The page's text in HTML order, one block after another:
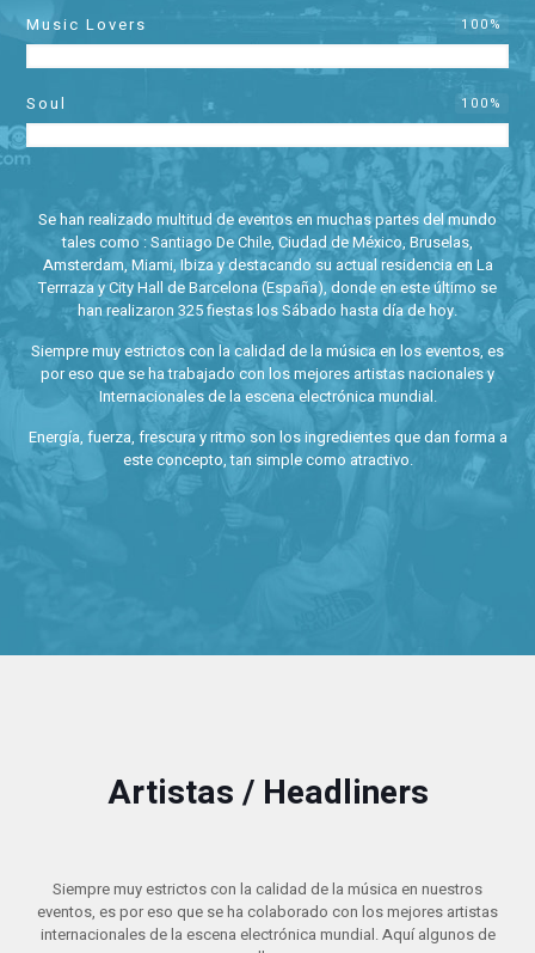
Music Lovers 100%
Soul 100%
Se han realizado multitud de eventos en muchas partes del mundo
tales como : Santiago De Chile, Ciudad de México, Bruselas,
Amsterdam, Miami, Ibiza y destacando su actual residencia en La
Terrraza y City Hall de Barcelona (España), donde en este último se
han realizaron 325 fiestas los Sábado hasta día de hoy.
Siempre muy estrictos con la calidad de la música en los eventos, es
por eso que se ha trabajado con los mejores artistas nacionales y
Internacionales de la escena electrónica mundial.
Energía, fuerza, frescura y ritmo son los ingredientes que dan forma a
este concepto, tan simple como atractivo.
Artistas / Headliners
Siempre muy estrictos con la calidad de la música en nuestros
eventos, es por eso que se ha colaborado con los mejores artistas
internacionales de la escena electrónica mundial. Aquí algunos de